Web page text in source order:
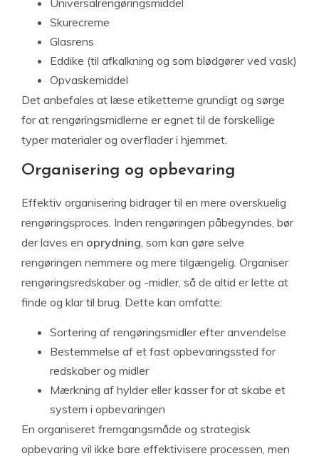
Skurecreme
Glasrens
Eddike (til afkalkning og som blødgører ved vask)
Opvaskemiddel
Det anbefales at læse etiketterne grundigt og sørge
for at rengøringsmidlerne er egnet til de forskellige
typer materialer og overflader i hjemmet.
Organisering og opbevaring
Effektiv organisering bidrager til en mere overskuelig
rengøringsproces. Inden rengøringen påbegyndes, bør
der laves en oprydning , som kan gøre selve
rengøringen nemmere og mere tilgængelig. Organiser
rengøringsredskaber og -midler, så de altid er lette at
finde og klar til brug. Dette kan omfatte:
Sortering af rengøringsmidler efter anvendelse
Bestemmelse af et fast opbevaringssted for
redskaber og midler
Mærkning af hylder eller kasser for at skabe et
system i opbevaringen
En organiseret fremgangsmåde og strategisk
opbevaring vil ikke bare effektivisere processen, men